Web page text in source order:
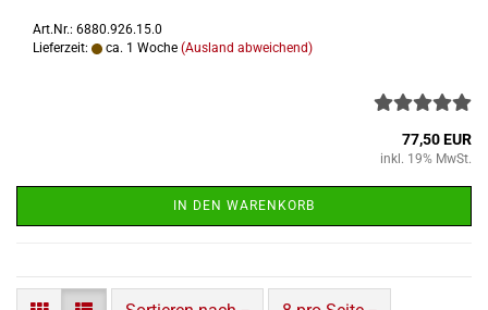
Art.Nr.: 6880.926.15.0
Lieferzeit:
ca. 1 Woche (Ausland abweichend)
77,50 EUR
inkl. 19% MwSt.
IN DEN WARENKORB